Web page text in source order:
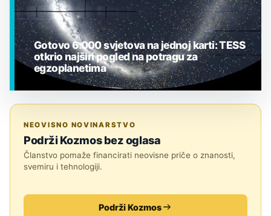
Gotovo 6.000 svjetova na jednoj karti: TESS
otkrio najširi pogled na potragu za
egzoplanetima
NEOVISNO NOVINARSTVO
Podrži Kozmos bez oglasa
Članstvo pomaže financirati neovisne priče o znanosti,
svemiru i tehnologiji.
Podrži Kozmos